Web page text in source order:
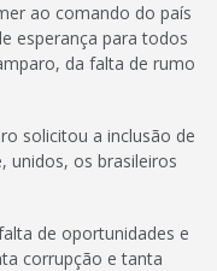
ao comando do país
esperança para todos
da falta de rumo
solicitou a inclusão de
unidos, os brasileiros
de oportunidades e
corrupção e tanta